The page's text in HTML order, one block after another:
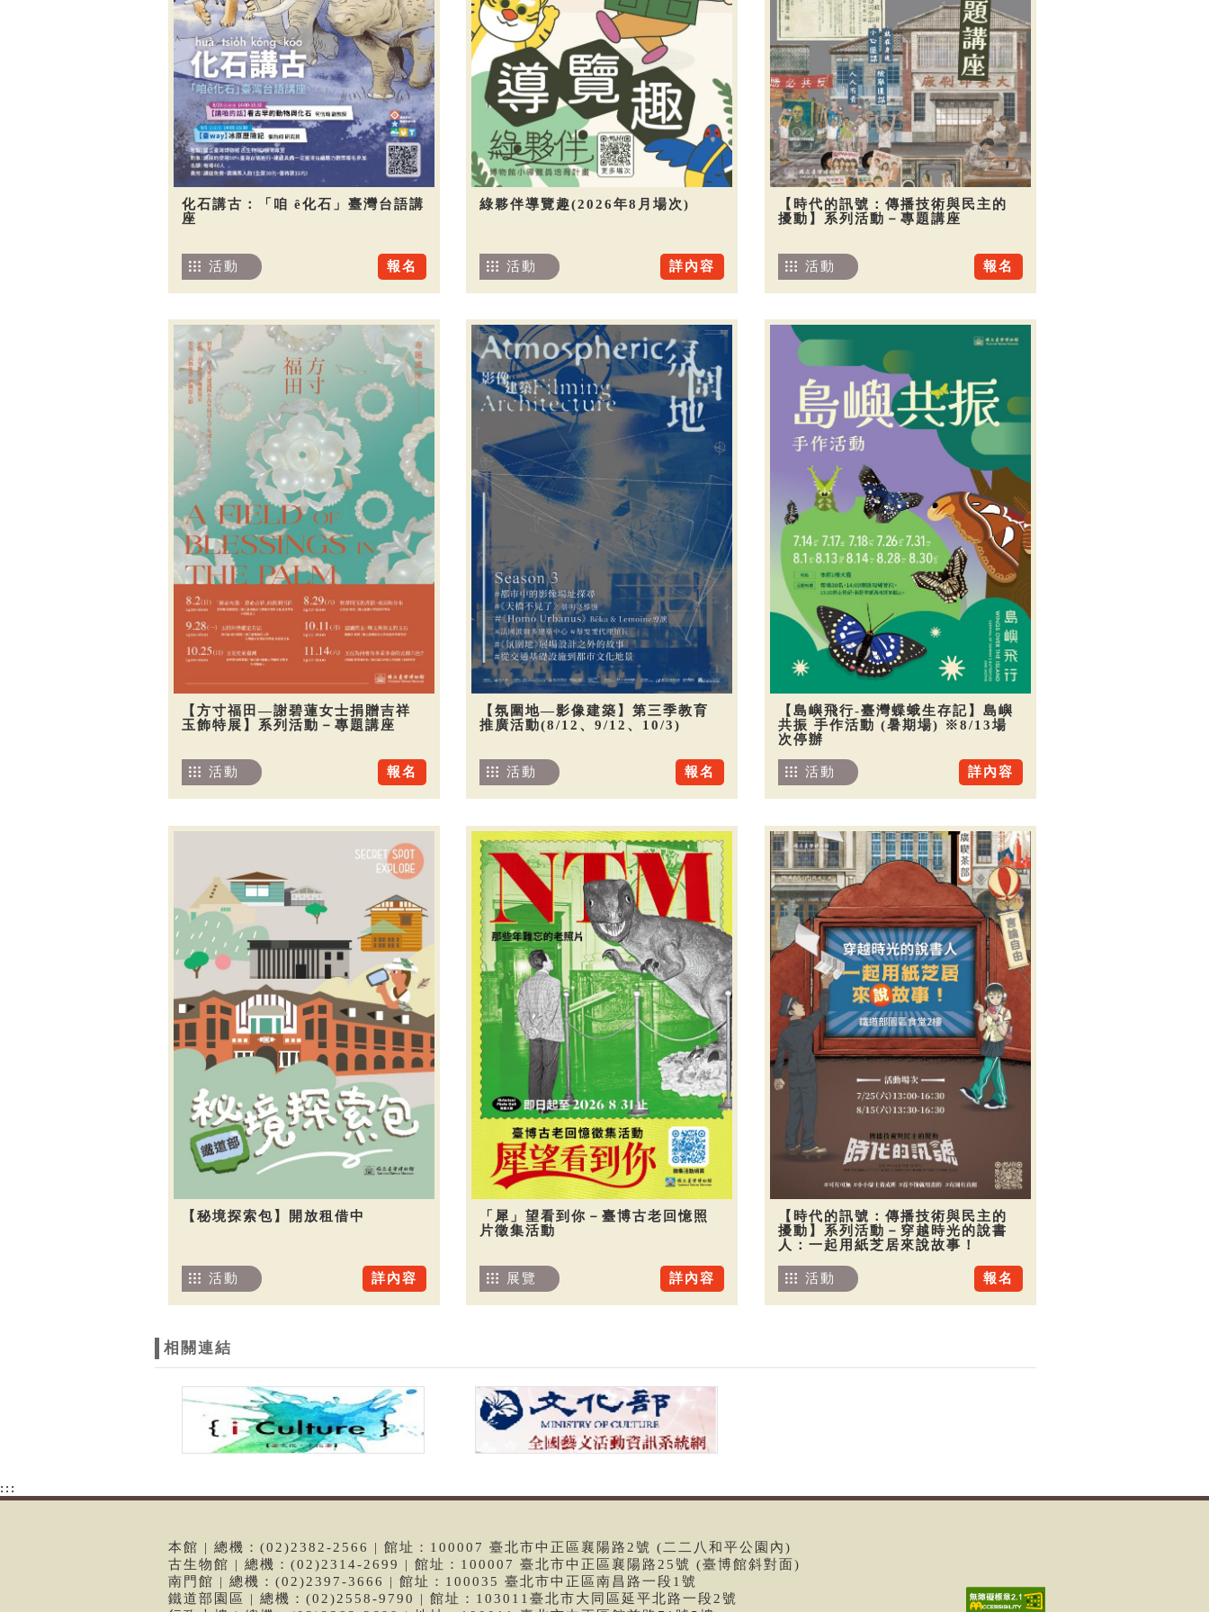
化石講古：「咱 ê化石」臺灣台語講
座
報名
活動
綠夥伴導覽趣(2026年8月場次)
詳內容
活動
【時代的訊號：傳播技術與民主的
擾動】系列活動－專題講座
報名
活動
【方寸福田—謝碧蓮女士捐贈吉祥
玉飾特展】系列活動－專題講座
報名
活動
【氛圍地—影像建築】第三季教育
推廣活動(8/12、9/12、10/3)
報名
活動
【島嶼飛行-臺灣蝶蛾生存記】島嶼
共振 手作活動 (暑期場) ※8/13場
次停辦
詳內容
活動
【秘境探索包】開放租借中
詳內容
活動
「犀」望看到你－臺博古老回憶照
片徵集活動
詳內容
展覽
【時代的訊號：傳播技術與民主的
擾動】系列活動－穿越時光的說書
人：一起用紙芝居來說故事！
報名
活動
相關連結
:::
本館 | 總機：(02)2382-2566 | 館址：100007 臺北市中正區襄陽路2號 (二二八和平公園內)
古生物館 | 總機：(02)2314-2699 | 館址：100007 臺北市中正區襄陽路25號 (臺博館斜對面)
南門館 | 總機：(02)2397-3666 | 館址：100035 臺北市中正區南昌路一段1號
鐵道部園區 | 總機：(02)2558-9790 | 館址：103011臺北市大同區延平北路一段2號